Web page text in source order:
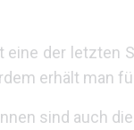
eine der letzten
erhält man
sind auch